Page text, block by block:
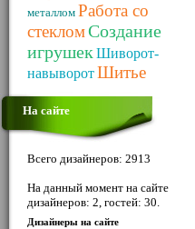
металлом Работа со
стекломСоздание
игрушек Шиворот-
навыворотШитье
На сайте
Всего дизайнеров: 2913
На данный момент на сайте
дизайнеров: 2, гостей: 30.
Дизайнеры на сайте